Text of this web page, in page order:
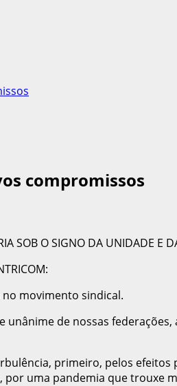
compromissos
movimento sindical.
unânime de nossas
primeiro, pelos
uma pandemia que trouxe